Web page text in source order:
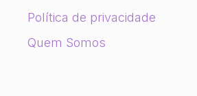
Política de privacidade
Quem Somos